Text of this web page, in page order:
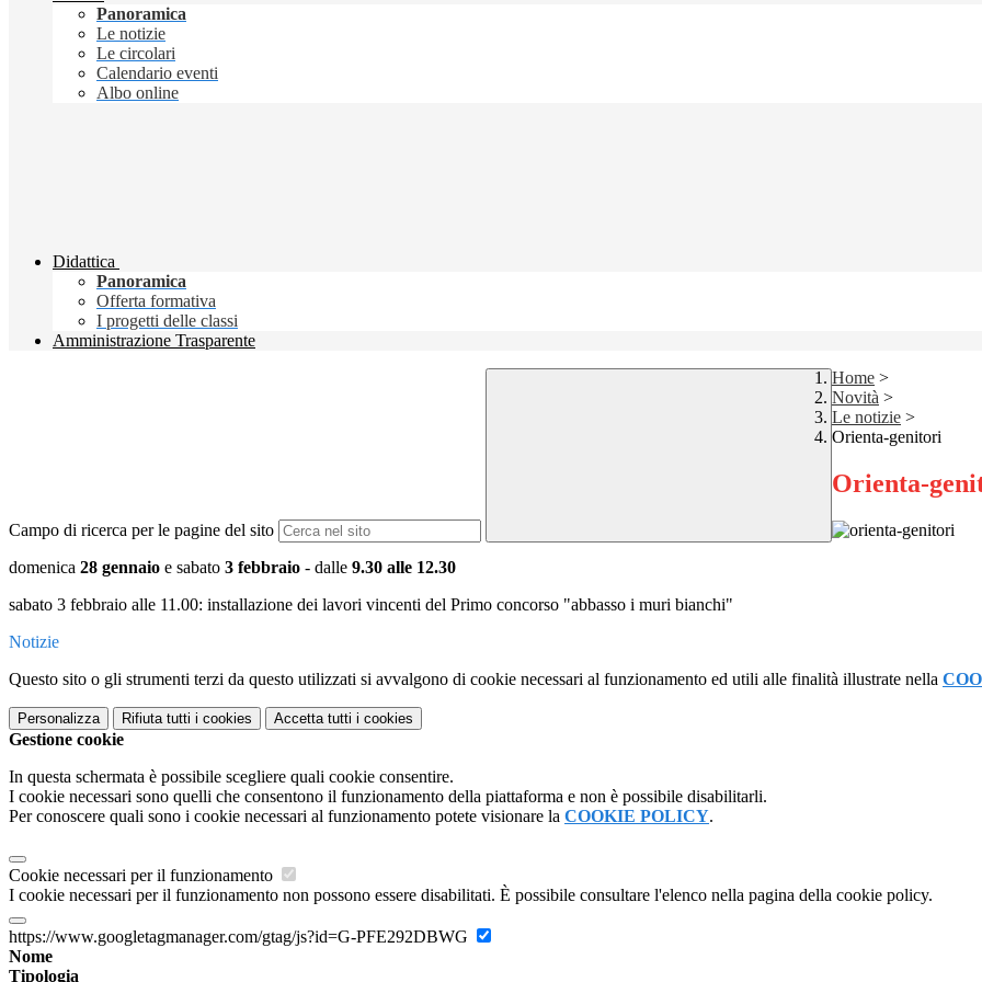
Panoramica
Le notizie
Le circolari
Calendario eventi
Albo online
Didattica
Panoramica
Offerta formativa
I progetti delle classi
Amministrazione Trasparente
Campo di ricerca per le pagine del sito
Home >
Novità >
Le notizie >
Orienta-genitori
Orienta-
domenica 28 gennaio e sabato 3 febbraio - dalle 9.30 alle 12.30
sabato 3 febbraio alle 11.00: installazione dei lavori vincenti del Primo concorso "abbasso i muri bianchi"
Notizie
Questo sito o gli strumenti terzi da questo utilizzati si avvalgono di cookie necessari al funzionamento ed utili alle finalità illustrate nella
Personalizza Rifiuta tutti i cookies Accetta tutti i cookies
Gestione cookie
In questa schermata è possibile scegliere quali cookie consentire.
I cookie necessari sono quelli che consentono il funzionamento della piattaforma e non è possibile disabilitarli.
Per conoscere quali sono i cookie necessari al funzionamento potete visionare la COOKIE POLICY.
Cookie necessari per il funzionamento
I cookie necessari per il funzionamento non possono essere disabilitati. È possibile consultare l'elenco nella pagina della cookie policy.
https://www.googletagmanager.com/gtag/js?id=G-PFE292DBWG
Nome
Tipologia